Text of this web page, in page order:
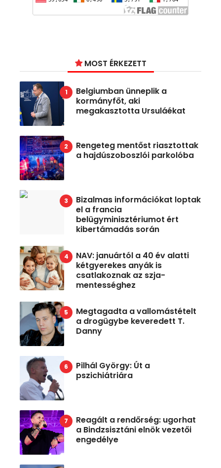
MOST ÉRKEZETT
Belgiumban ünneplik a
kormányfőt, aki
megakasztotta Ursuláékat
Rengeteg mentőst riasztottak
a hajdúszoboszlói parkolóba
Bizalmas információkat loptak
el a francia
belügyminisztériumot ért
kibertámadás során
NAV: januártól a 40 év alatti
kétgyerekes anyák is
csatlakoznak az szja-
mentességhez
Megtagadta a vallomástételt
a drogügybe keveredett T.
Danny
Pilhál György: Út a
pszichiátriára
Reagált a rendőrség: ugorhat
a Bindzsisztáni elnök vezetői
engedélye